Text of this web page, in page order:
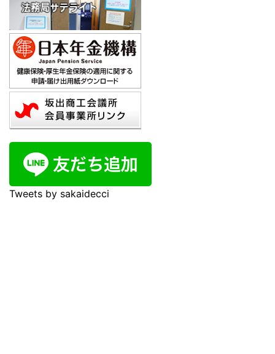
Tweets by sakaidecci